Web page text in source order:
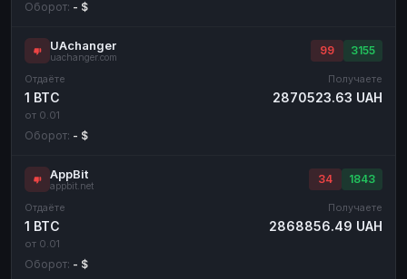
Оборот: - $
UAchanger
uachanger.com
99 3155
Отдаёте
1 BTC
от 0.01
Получаете
2870523.63 UAH
Оборот: - $
AppBit
appbit.net
34 1843
Отдаёте
1 BTC
от 0.01
Получаете
2868856.49 UAH
Оборот: - $